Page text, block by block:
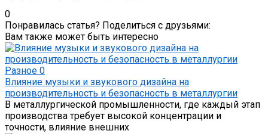
0
Понравилась статья? Поделиться с друзьями:
Вам также может быть интересно
Разное 0
Влияние музыки и звукового дизайна на
производительность и безопасность в металлургии
В металлургической промышленности, где каждый этап
производства требует высокой концентрации и
точности, влияние внешних